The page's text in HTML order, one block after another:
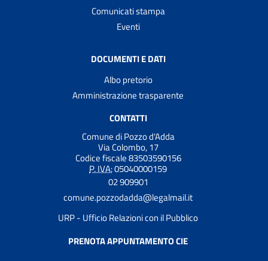
Comunicati stampa
Eventi
DOCUMENTI E DATI
Albo pretorio
Amministrazione trasparente
CONTATTI
Comune di Pozzo d'Adda
Via Colombo, 17
Codice fiscale 83503590156
P. IVA:05040000159
02 909901
comune.pozzodadda@legalmail.it
URP - Ufficio Relazioni con il Pubblico
PRENOTA APPUNTAMENTO CIE